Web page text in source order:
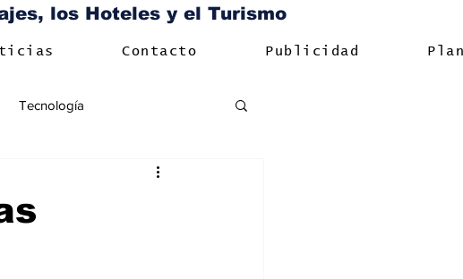
los Hoteles y el Turismo
Contacto Publicidad
Tecnología